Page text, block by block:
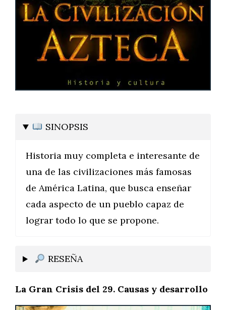
SINOPSIS
Historia muy completa e interesante de
una de las civilizaciones más famosas
de América Latina, que busca enseñar
cada aspecto de un pueblo capaz de
lograr todo lo que se propone.
RESEÑA
La Gran Crisis del 29. Causas y desarrollo